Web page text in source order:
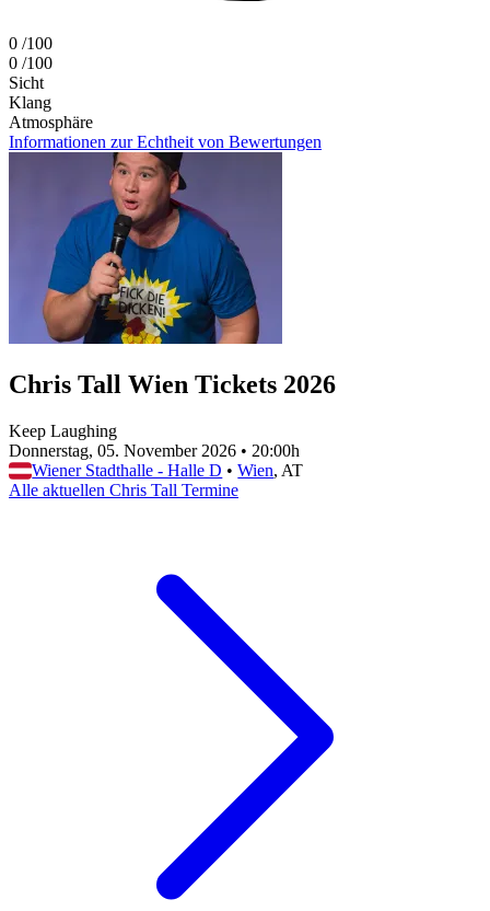
0 /100
0 /100
Sicht
Klang
Atmosphäre
Informationen zur Echtheit von Bewertungen
Chris Tall Wien Tickets 2026
Keep Laughing
Donnerstag, 05. November 2026 • 20:00h
Wiener Stadthalle - Halle D • Wien, AT
Alle aktuellen Chris Tall Termine